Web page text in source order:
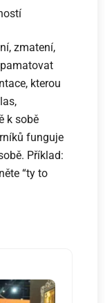
zmatení,
kterou
k sobě
funguje
Příklad:
“ty to